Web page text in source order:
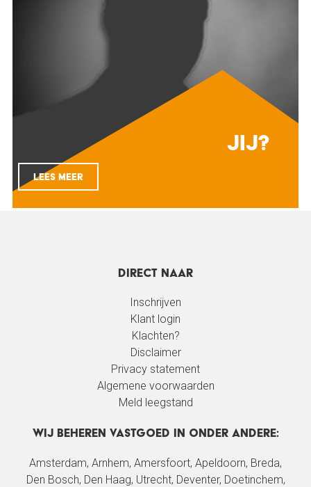
Jij?
LEES MEER
Direct naar
Inschrijven
Klant login
Klachten?
Disclaimer
Privacy statement
Algemene voorwaarden
Meld leegstand
Wij beheren vastgoed in onder andere:
Amsterdam, Arnhem, Amersfoort, Apeldoorn, Breda,
Den Bosch, Den Haag, Utrecht, Deventer, Doetinchem,